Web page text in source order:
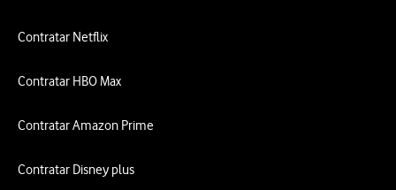
Contratar Netflix
Contratar HBO Max
Contratar Amazon Prime
Contratar Disney plus